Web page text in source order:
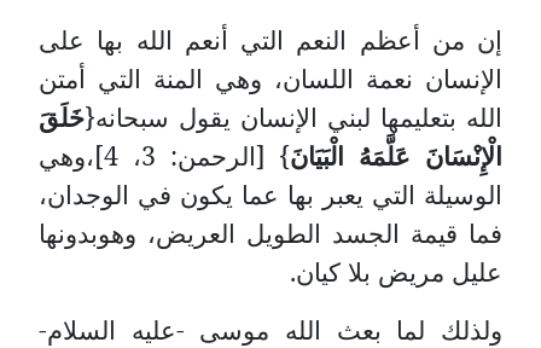
إن من أعظم النعم التي أنعم الله بها على
الإنسان نعمة اللسان، وهي المنة التي أمتن
الله بتعليمها لبني الإنسان يقول سبحانه{خَلَقَ
الْإِنْسَانَ عَلَّمَهُ الْبَيَانَ
} [الرحمن: 3، 4]،وهي
الوسيلة التي يعبر بها عما يكون في الوجدان،
فما قيمة الجسد الطويل العريض، وهوبدونها
عليل مريض بلا كيان.
ولذلك لما بعث الله موسى -عليه السلام-